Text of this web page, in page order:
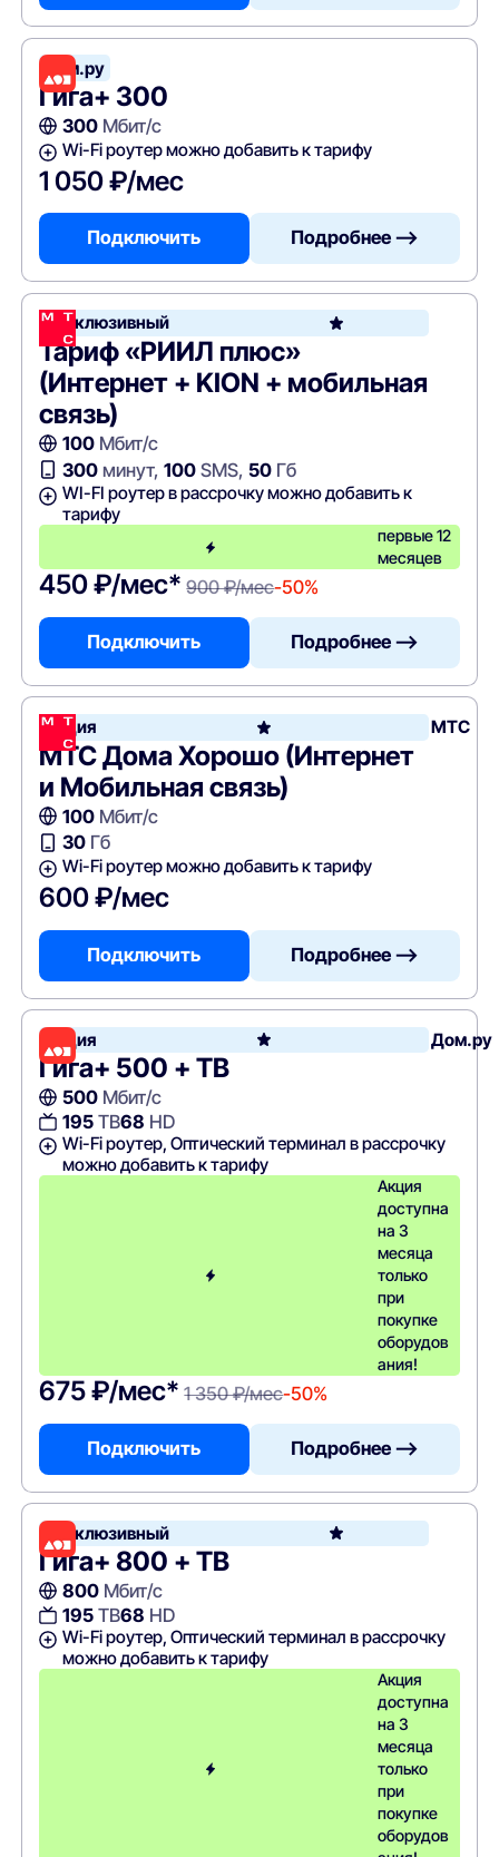
Дом.ру
Гига+ 300
300Мбит/с
Wi-Fi роутер можно добавить к тарифу
1 050 ₽/мес
Подключить Подробнее —>
Эксклюзивный
Тариф «РИИЛ плюс»
(Интернет + KION + мобильная
связь)
100Мбит/с
300минут, 100SMS, 50Гб
WI-FI роутер в рассрочку можно добавить к
тарифу
первые 12
месяцев
450 ₽/мес* 900 ₽/мес-50%
Подключить Подробнее —>
Акция МТС
МТС Дома Хорошо (Интернет
и Мобильная связь)
100Мбит/с
30Гб
Wi-Fi роутер можно добавить к тарифу
600 ₽/мес
Подключить Подробнее —>
Акция Дом.ру
Гига+ 500 + ТВ
500Мбит/с
195ТВ68 HD
Wi-Fi роутер, Оптический терминал в рассрочку
можно добавить к тарифу
Акция
доступна
на 3
месяца
только
при
покупке
оборудов
ания!
675 ₽/мес* 1 350 ₽/мес-50%
Подключить Подробнее —>
Эксклюзивный
Гига+ 800 + ТВ
800Мбит/с
195ТВ68 HD
Wi-Fi роутер, Оптический терминал в рассрочку
можно добавить к тарифу
Акция
доступна
на 3
месяца
только
при
покупке
оборудов